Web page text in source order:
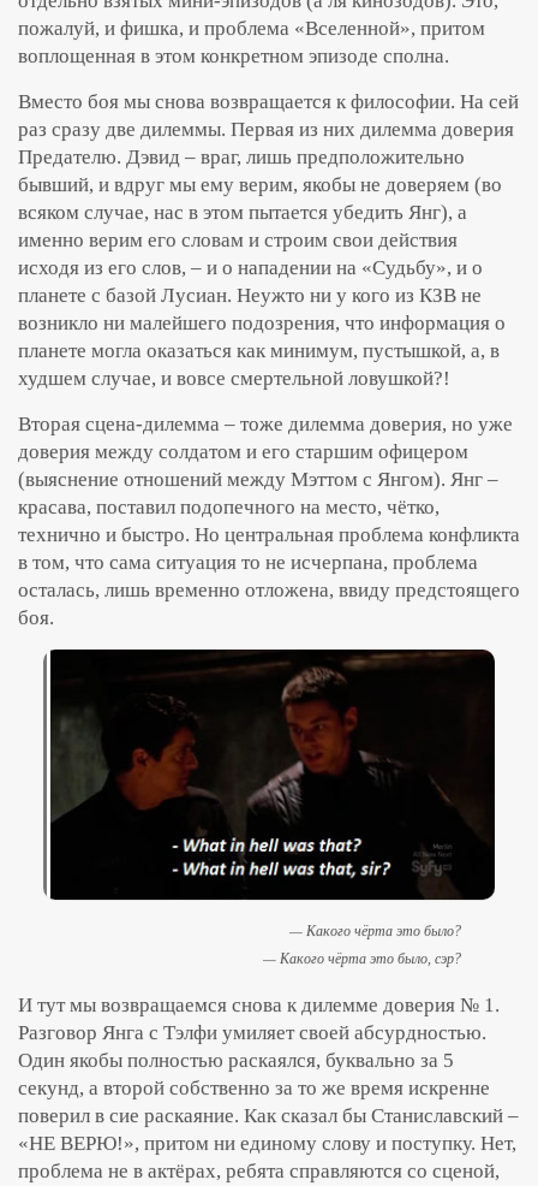
пожалуй, и фишка, и проблема «Вселенной», притом
воплощенная в этом конкретном эпизоде сполна.
Вместо боя мы снова возвращается к философии. На сей
раз сразу две дилеммы. Первая из них дилемма доверия
Предателю. Дэвид – враг, лишь предположительно
бывший, и вдруг мы ему верим, якобы не доверяем (во
всяком случае, нас в этом пытается убедить Янг), а
именно верим его словам и строим свои действия
исходя из его слов, – и о нападении на «Судьбу», и о
планете с базой Лусиан. Неужто ни у кого из КЗВ не
возникло ни малейшего подозрения, что информация о
планете могла оказаться как минимум, пустышкой, а, в
худшем случае, и вовсе смертельной ловушкой?!
Вторая сцена-дилемма – тоже дилемма доверия, но уже
доверия между солдатом и его старшим офицером
(выяснение отношений между Мэттом с Янгом). Янг –
красава, поставил подопечного на место, чётко,
технично и быстро. Но центральная проблема конфликта
в том, что сама ситуация то не исчерпана, проблема
осталась, лишь временно отложена, ввиду предстоящего
боя.
— Какого чёрта это было?
— Какого чёрта это было, сэр?
И тут мы возвращаемся снова к дилемме доверия № 1.
Разговор Янга с Тэлфи умиляет своей абсурдностью.
Один якобы полностью раскаялся, буквально за 5
секунд, а второй собственно за то же время искренне
поверил в сие раскаяние. Как сказал бы Станиславский –
«НЕ ВЕРЮ!», притом ни единому слову и поступку. Нет,
проблема не в актёрах, ребята справляются со сценой,